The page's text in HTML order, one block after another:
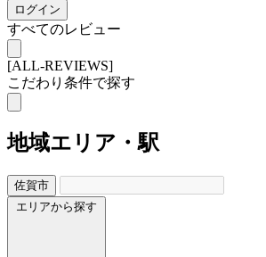
ログイン
すべてのレビュー
[ALL-REVIEWS]
こだわり条件で探す
地域エリア・駅
佐賀市
エリアから探す